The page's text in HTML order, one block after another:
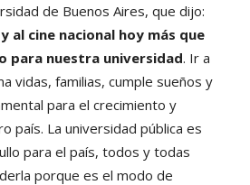
de Buenos Aires, que dijo:
al cine nacional hoy más que
para nuestra universidad. Ir a
vidas, familias, cumple sueños y
para el crecimiento y
país. La universidad pública es
para el país, todos y todas
porque es el modo de